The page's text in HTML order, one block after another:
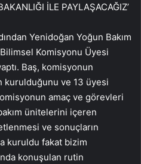
İLE PAYLAŞACAĞIZ’
Yenidoğan Yoğun Bakım
Komisyonu Üyesi
Baş, komisyonun
kurulduğunu ve 13 üyesi
amaç ve görevleri
ünitelerini içeren
ve sonuçların
kuruldu fakat bizim
konuşulan rutin